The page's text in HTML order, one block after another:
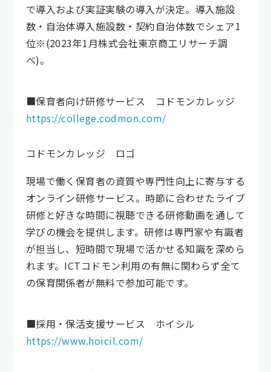
で導入および実証実験の導入が決定。導入施設
数・自治体導入施設数・契約自治体数でシェア1
位※(2023年1月株式会社東京商工リサーチ調
べ)。
■保育者向け研修サービス コドモンカレッジ
https://college.codmon.com/
コドモンカレッジ ロゴ
現場で働く保育者の資質や専門性向上に寄与する
オンライン研修サービス。時節に合わせたライブ
研修と好きな時間に視聴できる研修動画を通して
学びの機会を提供します。研修は専門家や有識者
が担当し、短時間で現場で活かせる知識を深めら
れます。ICTコドモン利用の有無に関わらず全て
の保育関係者が無料で参加可能です。
■採用・保活支援サービス ホイシル
https://www.hoicil.com/